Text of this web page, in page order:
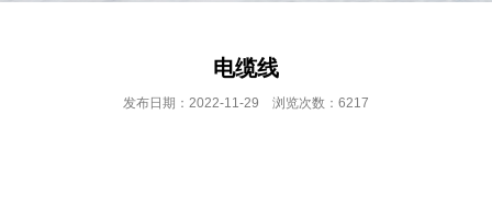
电缆线
发布日期：2022-11-29 浏览次数：6217